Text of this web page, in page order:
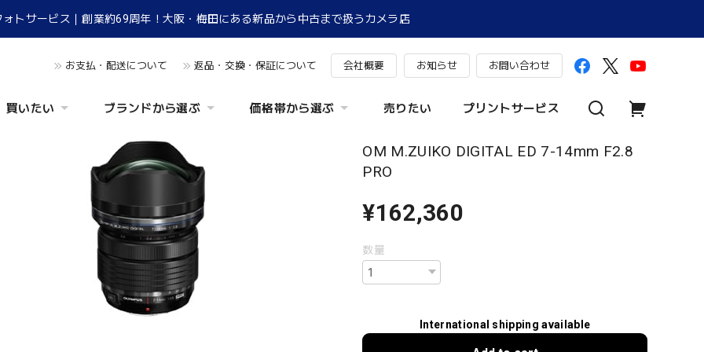
ォトサービス｜創業約69周年！大阪・梅田にある新品から中古まで扱うカメラ店
お支払・配送について 返品・交換・保証について 会社概要 お知らせ お問い合わせ
買いたい ブランドから選ぶ 価格帯から選ぶ 売りたい プリントサービス
OM M.ZUIKO DIGITAL ED 7-14mm F2.8
PRO
¥162,360
数量
International shipping available